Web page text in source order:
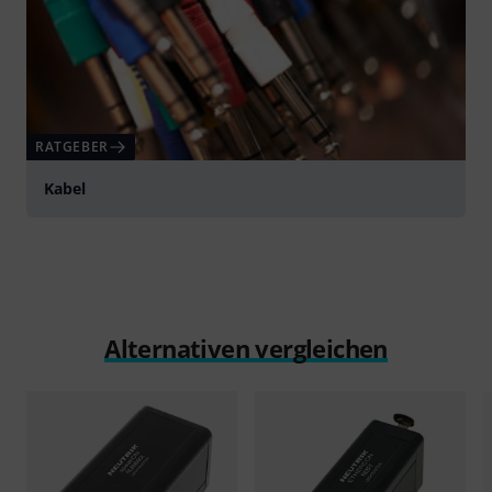
RATGEBER
Kabel
Alternativen vergleichen